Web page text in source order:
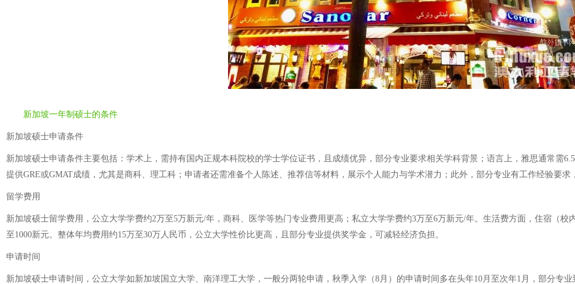
新加坡一年制硕士的条件
新加坡硕士申请条件
新加坡硕士申请条件主要包括：学术上，需持有国内正规本科院校的学士学位证书，且成绩优异，部分专业要求相关学科背景；语言上，雅思通常需
提供GRE或GMAT成绩，尤其是商科、理工科；申请者还需准备个人陈述、推荐信等材料，展示个人能力与学术潜力；此外，部分专业有工作经验要求
留学费用
新加坡硕士留学费用，公立大学学费约2万至5万新元/年，商科、医学等热门专业费用更高；私立大学学费约3万至6万新元/年。生活费方面，住宿（校
至1000新元。整体年均费用约15万至30万人民币，公立大学性价比更高，且部分专业提供奖学金，可减轻经济负担。
申请时间
新加坡硕士申请时间，公立大学如新加坡国立大学、南洋理工大学，一般分两轮申请，秋季入学（8月）的申请时间多在头年10月至次年1月，部分专